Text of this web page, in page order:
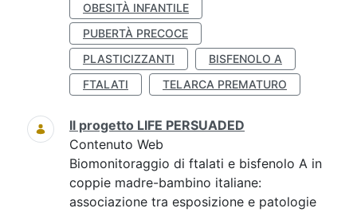
OBESITÀ INFANTILE
PUBERTÀ PRECOCE
PLASTICIZZANTI
BISFENOLO A
FTALATI
TELARCA PREMATURO
Il progetto LIFE PERSUADED
Contenuto Web
Biomonitoraggio di ftalati e bisfenolo A in
coppie madre-bambino italiane:
associazione tra esposizione e patologie